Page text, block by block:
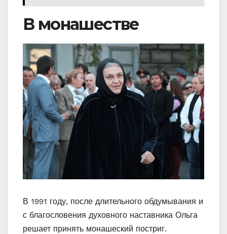
В монашестве
В 1991 году, после длительного обдумывания и
с благословения духовного наставника Ольга
решает принять монашеский постриг.